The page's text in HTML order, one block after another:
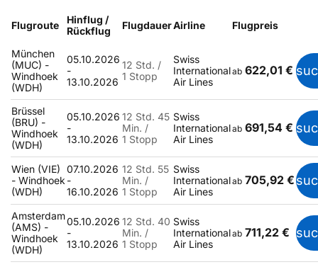
Flugroute
Hinflug /
Rückflug
FlugdauerAirline Flugpreis
München
(MUC) -
Windhoek
(WDH)
05.10.2026
-
13.10.2026
12 Std. /
1 Stopp
Swiss
International
Air Lines
ab 622,01 €
Brüssel
(BRU) -
Windhoek
(WDH)
05.10.2026
-
13.10.2026
12 Std. 45
Min. /
1 Stopp
Swiss
International
Air Lines
ab 691,54 €
Wien (VIE)
- Windhoek
(WDH)
07.10.2026
-
16.10.2026
12 Std. 55
Min. /
1 Stopp
Swiss
International
Air Lines
ab 705,92 €
Amsterdam
(AMS) -
Windhoek
(WDH)
05.10.2026
-
13.10.2026
12 Std. 40
Min. /
1 Stopp
Swiss
International
Air Lines
ab 711,22 €